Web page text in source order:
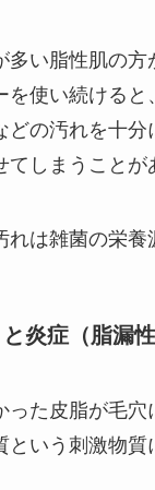
多い脂性肌の方
を使い続けると
どの汚れを十分
しまうことが
れは雑菌の栄養
炎症（脂漏性
った皮脂が毛穴
という刺激物質